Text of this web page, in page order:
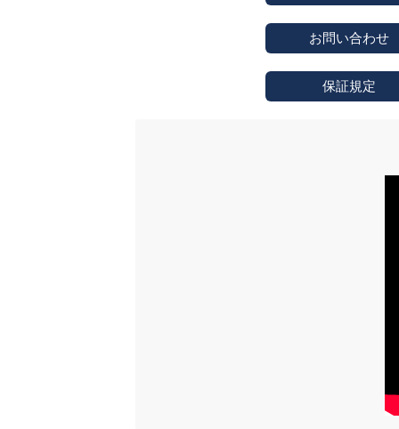
お問い合わせ
保証規定